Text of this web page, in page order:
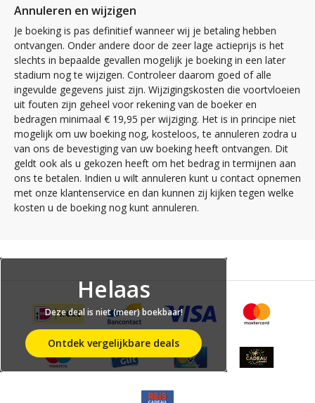
Annuleren en wijzigen
Je boeking is pas definitief wanneer wij je betaling hebben
ontvangen. Onder andere door de zeer lage actieprijs is het
slechts in bepaalde gevallen mogelijk je boeking in een later
stadium nog te wijzigen. Controleer daarom goed of alle
ingevulde gegevens juist zijn. Wijzigingskosten die voortvloeien
uit fouten zijn geheel voor rekening van de boeker en
bedragen minimaal € 19,95 per wijziging. Het is in principe niet
mogelijk om uw boeking nog, kosteloos, te annuleren zodra u
van ons de bevestiging van uw boeking heeft ontvangen. Dit
geldt ook als u gekozen heeft om het bedrag in termijnen aan
ons te betalen. Indien u wilt annuleren kunt u contact opnemen
met onze klantenservice en dan kunnen zij kijken tegen welke
kosten u de boeking nog kunt annuleren.
Helaas
Deze deal is niet (meer) boekbaar!
Ontdek vergelijkbare deals